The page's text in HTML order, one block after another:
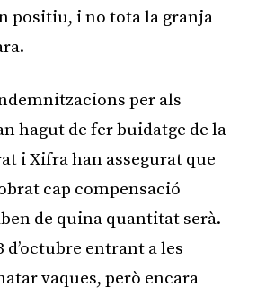
positiu, i no tota la granja
per als
hagut de fer buidatge de la
i Xifra han assegurat que
cap compensació
de quina quantitat serà.
d’octubre entrant a les
vaques, però encara